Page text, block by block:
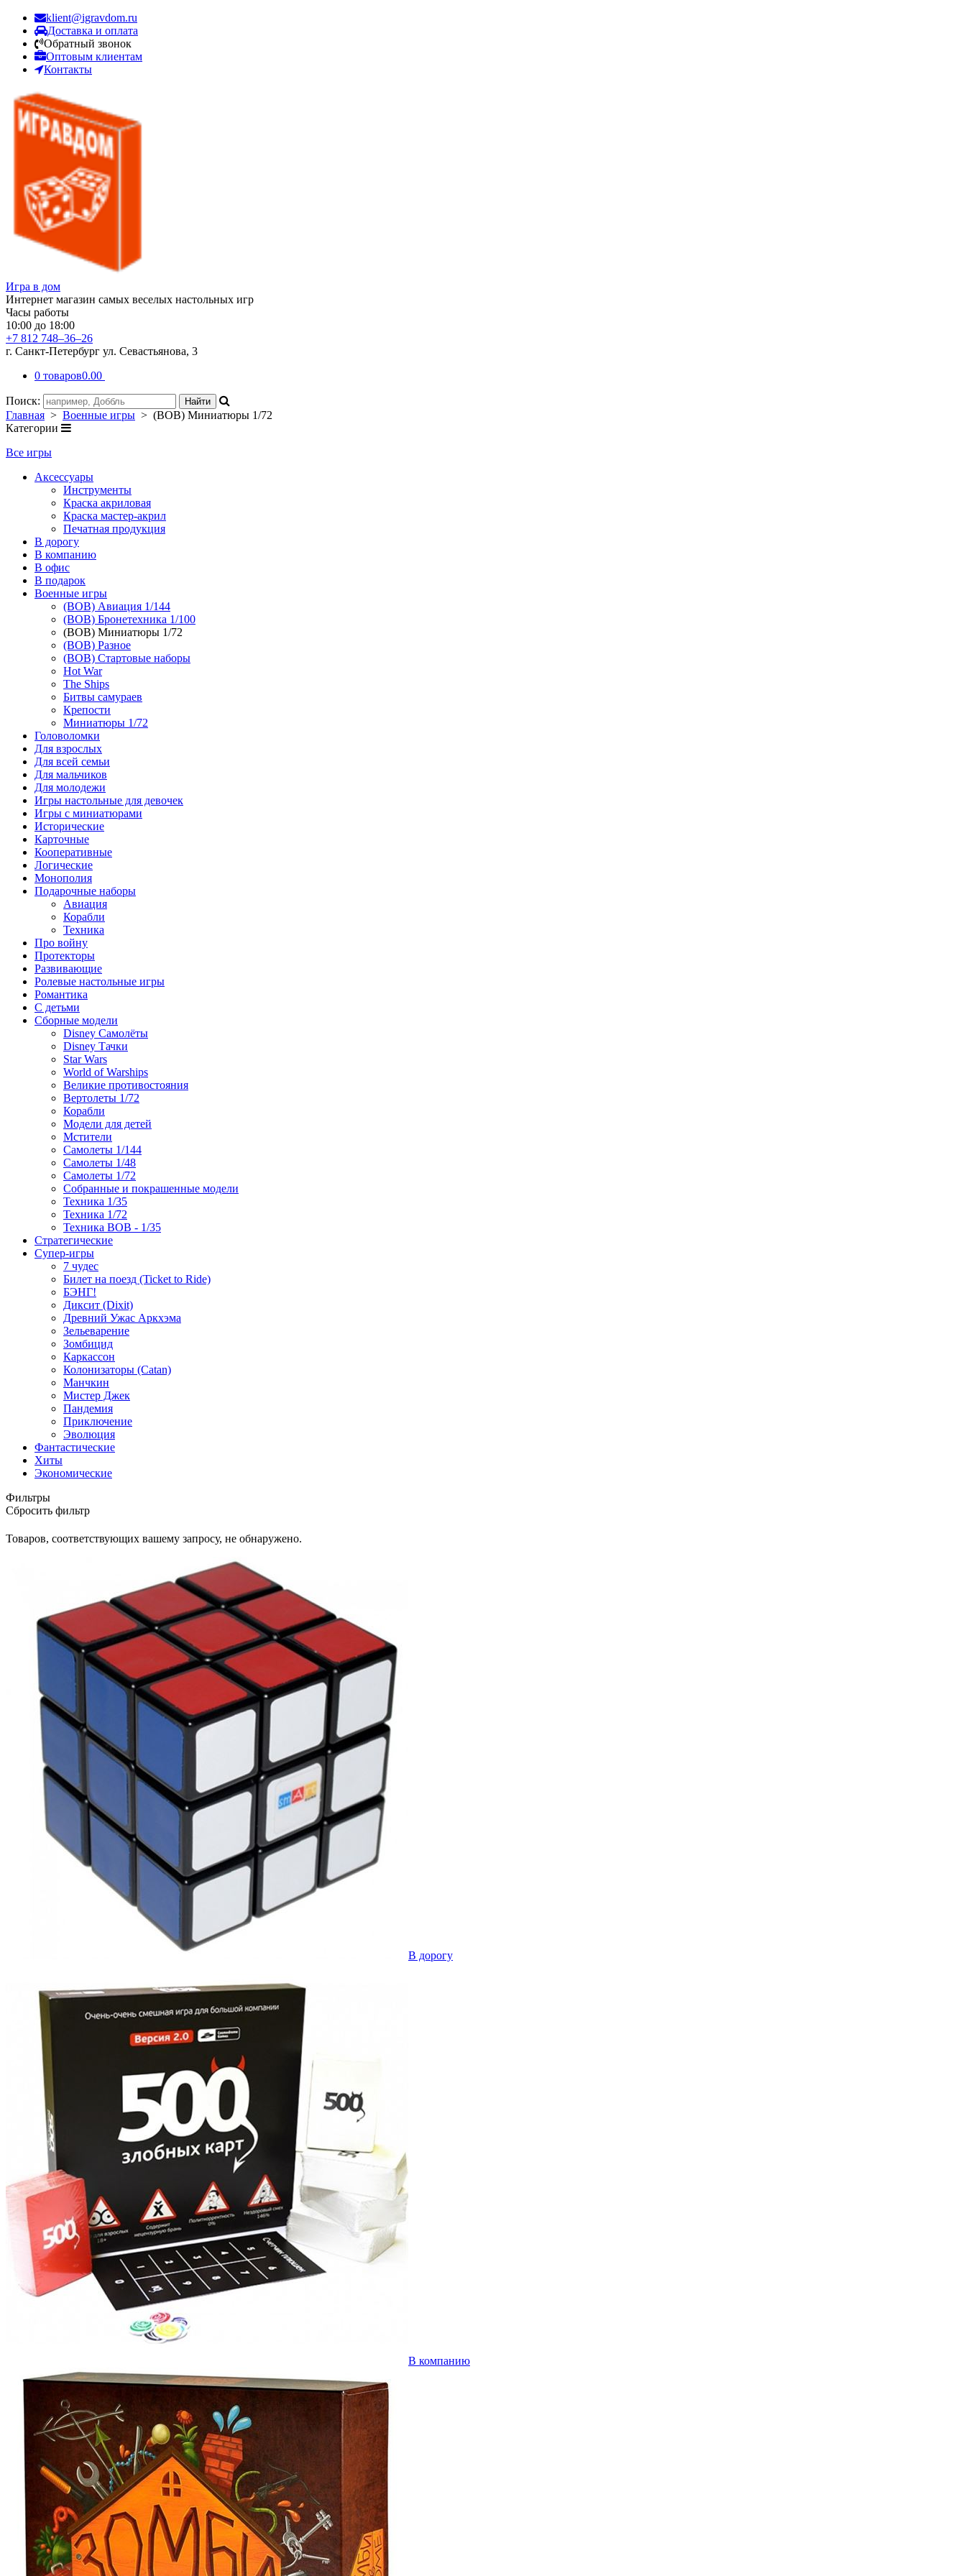
klient@igravdom.ru
Доставка и оплата
Обратный звонок
Оптовым клиентам
Контакты
Игра в дом
Интернет магазин самых веселых настольных игр
Часы работы
10:00 до 18:00
+7 812 748–36–26
г. Санкт-Петербург ул. Севастьянова, 3
0 товаров0.00
Поиск:
Главная > Военные игры > (ВОВ) Миниатюры 1/72
Категории
Все игры
Аксессуары
Инструменты
Краска акриловая
Краска мастер-акрил
Печатная продукция
В дорогу
В компанию
В офис
В подарок
Военные игры
(ВОВ) Авиация 1/144
(ВОВ) Бронетехника 1/100
(ВОВ) Миниатюры 1/72
(ВОВ) Разное
(ВОВ) Стартовые наборы
Hot War
The Ships
Битвы самураев
Крепости
Миниатюры 1/72
Головоломки
Для взрослых
Для всей семьи
Для мальчиков
Для молодежи
Игры настольные для девочек
Игры с миниатюрами
Исторические
Карточные
Кооперативные
Логические
Монополия
Подарочные наборы
Авиация
Корабли
Техника
Про войну
Протекторы
Развивающие
Ролевые настольные игры
Романтика
С детьми
Сборные модели
Disney Самолёты
Disney Тачки
Star Wars
World of Warships
Великие противостояния
Вертолеты 1/72
Корабли
Модели для детей
Мстители
Самолеты 1/144
Самолеты 1/48
Самолеты 1/72
Собранные и покрашенные модели
Техника 1/35
Техника 1/72
Техника ВОВ - 1/35
Стратегические
Супер-игры
7 чудес
Билет на поезд (Ticket to Ride)
БЭНГ!
Диксит (Dixit)
Древний Ужас Аркхэма
Зельеварение
Зомбицид
Каркассон
Колонизаторы (Catan)
Манчкин
Мистер Джек
Пандемия
Приключение
Эволюция
Фантастические
Хиты
Экономические
Фильтры
Сбросить фильтр
Товаров, соответствующих вашему запросу, не обнаружено.
В дорогу
В компанию